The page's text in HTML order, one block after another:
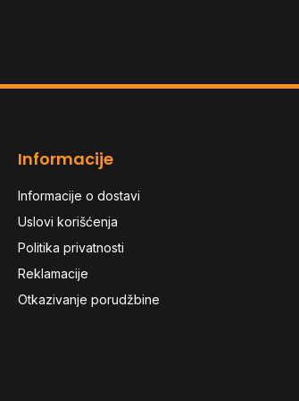
Informacije
Informacije o dostavi
Uslovi korišćenja
Politika privatnosti
Reklamacije
Otkazivanje porudžbine